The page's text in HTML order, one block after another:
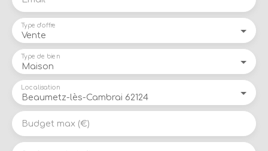
Vente
Type d'offre
Maison
Type de bien
Beaumetz-lès-Cambrai 62124
Localisation
Budget max (€)